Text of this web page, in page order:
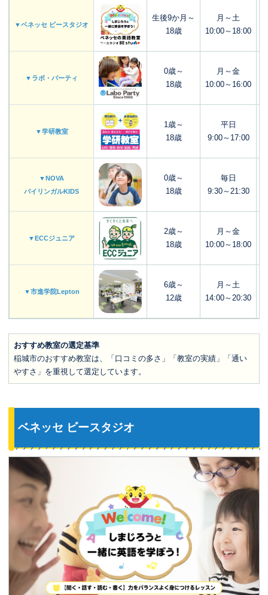
▼ベネッセ ビースタジオ
生後9か月～
18歳
月～土
10:00～18:00
▼ラボ・パーティ
0歳～
18歳
月～金
10:00～16:00
▼学研教室
1歳～
18歳
平日
9:00～17:00
▼NOVA
バイリンガルKIDS
0歳～
18歳
毎日
9:30～21:30
▼ECCジュニア
2歳～
18歳
月～金
10:00～18:00
▼市進学院Lepton
6歳～
12歳
月～土
14:00～20:30
おすすめ教室の選定基準
稲城市のおすすめ教室は、「口コミの多さ」「教室の実績」「通い
やすさ」を重視して選定しています。
ベネッセ ビースタジオ